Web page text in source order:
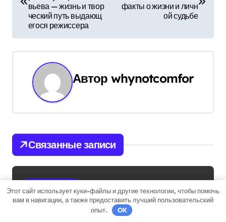
и
г
и
я
п
о
з
вьева — жизнь и твор
ческий путь выдающ
егося режиссера
факты о жизни и личн
ой судьбе
Автор whynotcomfor
Связанные записи
Этот сайт использует куки-файлы и другие технологии, чтобы помочь
вам в навигации, а также предоставить лучший пользовательский
опыт.
OK